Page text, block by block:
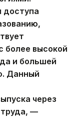
доступа
более высокой
и большей
Данный
через
труда, —